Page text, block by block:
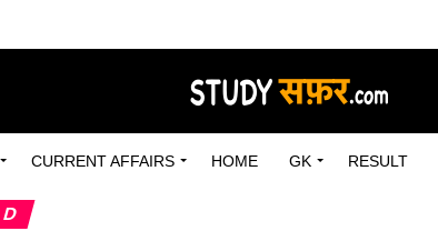
CURRENT AFFAIRS HOME GK RESULT
D